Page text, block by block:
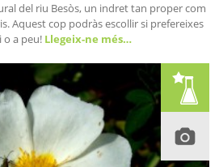
del riu Besòs, un indret tan proper com
Aquest cop podràs escollir si prefereixes
o a peu! Llegeix-ne més…